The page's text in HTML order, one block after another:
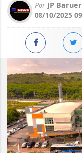
Por JP
08/10/2025